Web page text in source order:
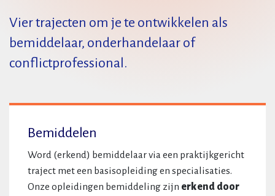
Vier trajecten om je te ontwikkelen als
bemiddelaar, onderhandelaar of
conflictprofessional.
Bemiddelen
Word (erkend) bemiddelaar via een praktijkgericht
traject met een basisopleiding en specialisaties.
Onze opleidingen bemiddeling zijn erkend door